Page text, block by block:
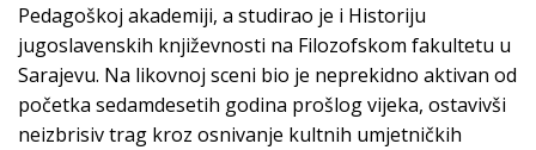
Pedagoškoj akademiji, a studirao je i Historiju
jugoslavenskih književnosti na Filozofskom fakultetu u
Sarajevu. Na likovnoj sceni bio je neprekidno aktivan od
početka sedamdesetih godina prošlog vijeka, ostavivši
neizbrisiv trag kroz osnivanje kultnih umjetničkih